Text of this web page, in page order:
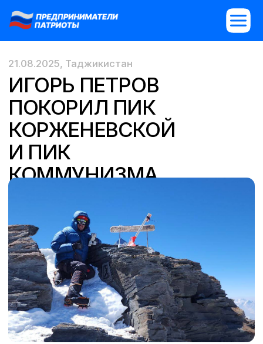
ИГОРЬ ПЕТРОВ
ПОКОРИЛ ПИК
КОРЖЕНЕВСКОЙ
И ПИК
КОММУНИЗМА
Поздравляем Игоря Петрова
с успешным покорением двух
семитысячников — пик Корженевской
и пик Коммунизма!
За 21 день Игорь совершил восхождение
на две величественные вершины
высотой 7105 и 7495 метров над